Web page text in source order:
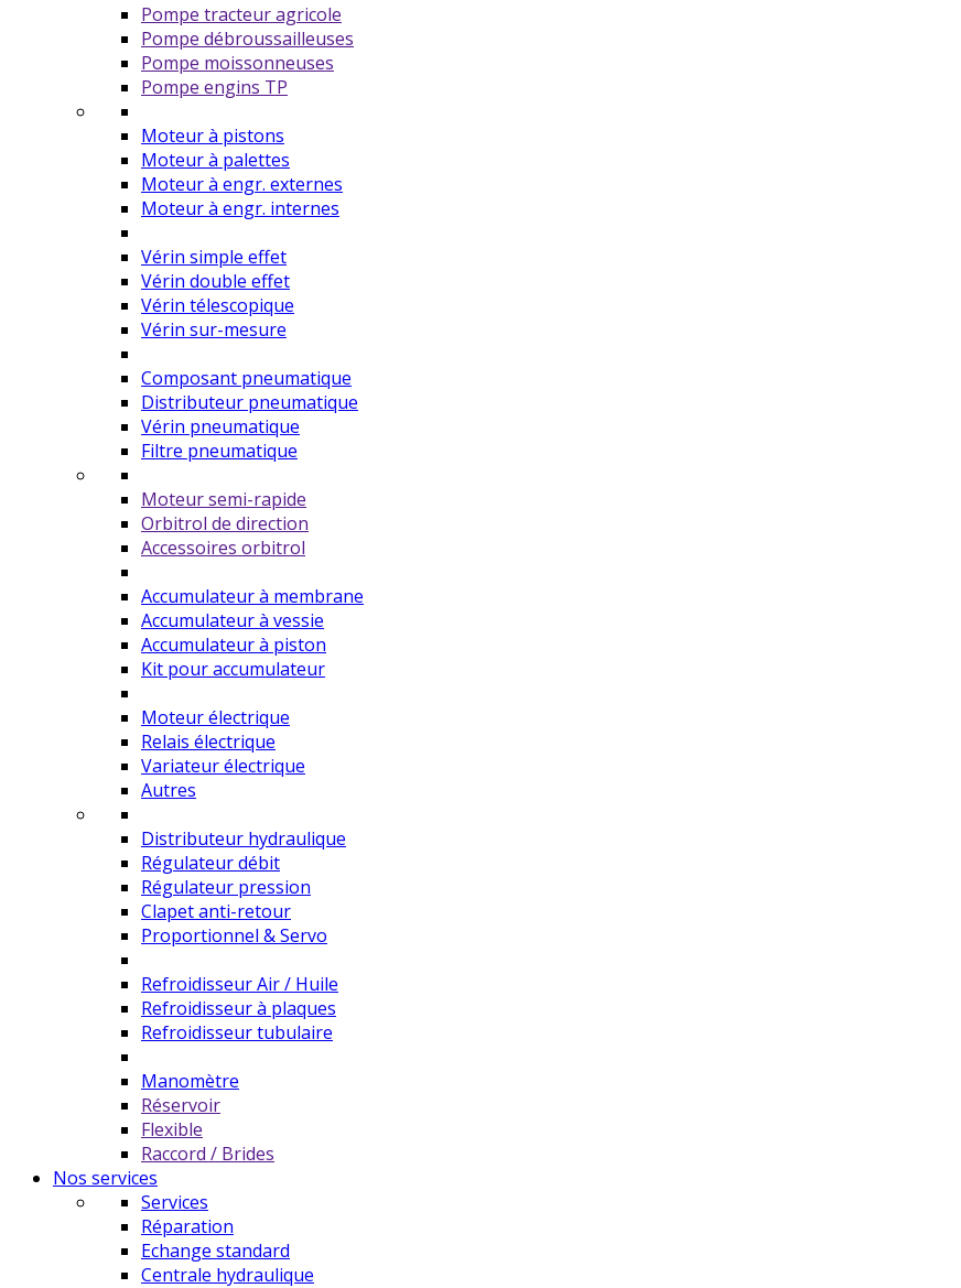
Pompe tracteur agricole
Pompe débroussailleuses
Pompe moissonneuses
Pompe engins TP
Moteur à pistons
Moteur à palettes
Moteur à engr. externes
Moteur à engr. internes
Vérin simple effet
Vérin double effet
Vérin télescopique
Vérin sur-mesure
Composant pneumatique
Distributeur pneumatique
Vérin pneumatique
Filtre pneumatique
Moteur semi-rapide
Orbitrol de direction
Accessoires orbitrol
Accumulateur à membrane
Accumulateur à vessie
Accumulateur à piston
Kit pour accumulateur
Moteur électrique
Relais électrique
Variateur électrique
Autres
Distributeur hydraulique
Régulateur débit
Régulateur pression
Clapet anti-retour
Proportionnel & Servo
Refroidisseur Air / Huile
Refroidisseur à plaques
Refroidisseur tubulaire
Manomètre
Réservoir
Flexible
Raccord / Brides
Nos services
Services
Réparation
Echange standard
Centrale hydraulique